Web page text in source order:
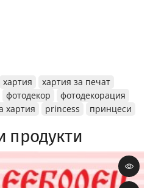
хартия
хартия за печат
фотодекор
фотодекорация
хартия princess принцеси
продукти